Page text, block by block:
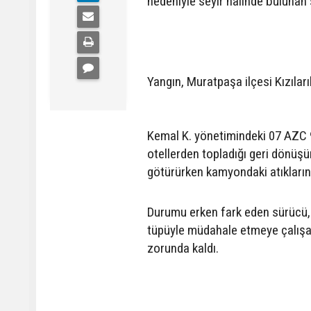
Yangın, Muratpaşa ilçesi
Kemal K. yönetimindeki 07
otellerden topladığı geri
götürürken kamyondaki
Durumu erken fark eden
tüpüyle müdahale etmeye
zorunda kaldı.